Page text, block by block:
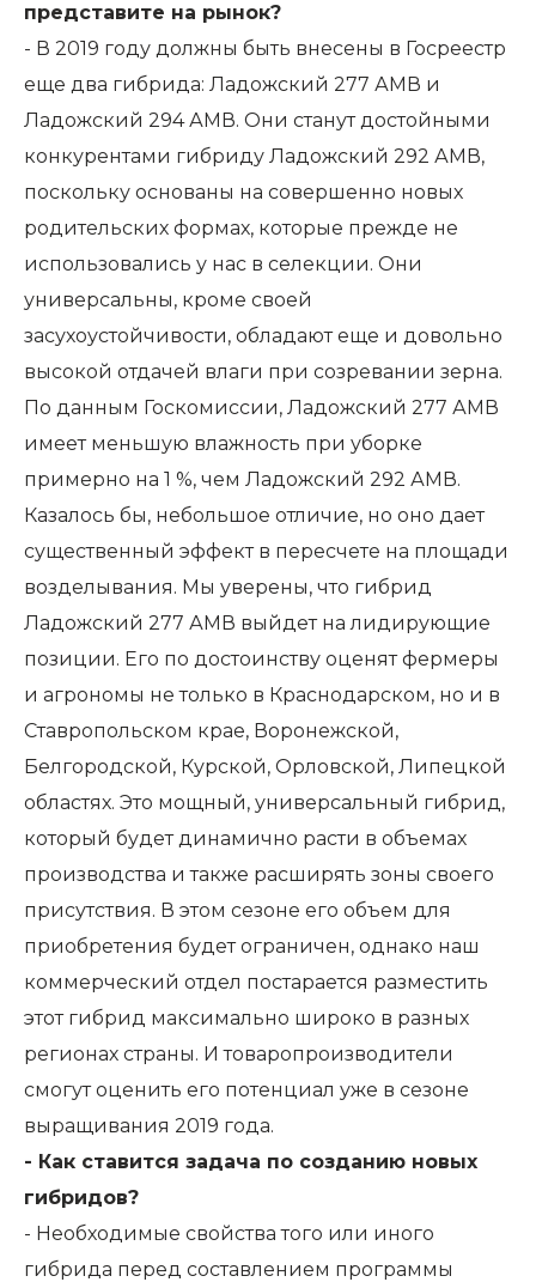
представите на рынок?
- В 2019 году должны быть внесены в Госреестр
еще два гибрида: Ладожский 277 АМВ и
Ладожский 294 АМВ. Они станут достойными
конкурентами гибриду Ладожский 292 АМВ,
поскольку основаны на совершенно новых
родительских формах, которые прежде не
использовались у нас в селекции. Они
универсальны, кроме своей
засухоустойчивости, обладают еще и довольно
высокой отдачей влаги при созревании зерна.
По данным Госкомиссии, Ладожский 277 АМВ
имеет меньшую влажность при уборке
примерно на 1 %, чем Ладожский 292 АМВ.
Казалось бы, небольшое отличие, но оно дает
существенный эффект в пересчете на площади
возделывания. Мы уверены, что гибрид
Ладожский 277 АМВ выйдет на лидирующие
позиции. Его по достоинству оценят фермеры
и агрономы не только в Краснодарском, но и в
Ставропольском крае, Воронежской,
Белгородской, Курской, Орловской, Липецкой
областях. Это мощный, универсальный гибрид,
который будет динамично расти в объемах
производства и также расширять зоны своего
присутствия. В этом сезоне его объем для
приобретения будет ограничен, однако наш
коммерческий отдел постарается разместить
этот гибрид максимально широко в разных
регионах страны. И товаропроизводители
смогут оценить его потенциал уже в сезоне
выращивания 2019 года.
- Как ставится задача по созданию новых
гибридов?
- Необходимые свойства того или иного
гибрида перед составлением программы